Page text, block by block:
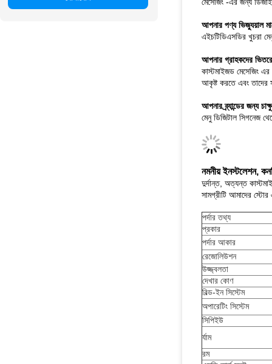
আপনার পণ্য ভিজ্যুয়াল
এইচটিডিএসডির খুচরা
আপনার গ্রাহকদের
কাস্টমাইজড মেসেজিং
আকৃষ্ট করতে এবং তাদের
আপনার ব্র্যান্ডের জন্য
মেনু ডিজিটাল সিগনেজ
নমনীয় ইনস্টলেশন,
সামগ্রীটি আমাদের
পর্দার তথ্য
পর্দার আকার
রেজোলিউশন
উজ্জ্বলতা
দেখার কোণ
বিল্ড-ইন সিস্টেম
অপারেটিং সিস্টেম
সিপিইউ
র্যাম
রম
বন্দর